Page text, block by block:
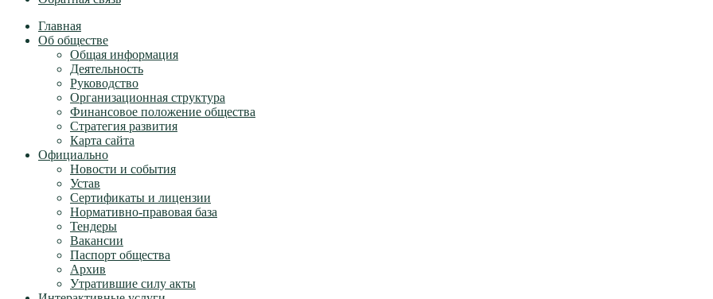
Главная
Об обществе
Общая информация
Деятельность
Руководство
Организационная структура
Финансовое положение общества
Стратегия развития
Карта сайта
Официально
Новости и события
Устав
Сертификаты и лицензии
Нормативно-правовая база
Тендеры
Вакансии
Паспорт общества
Архив
Утратившие силу акты